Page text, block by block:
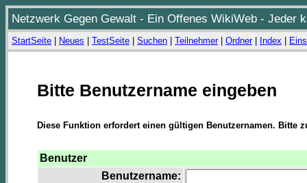
Netzwerk Gegen Gewalt - Ein Offenes WikiWeb - Jeder
StartSeite Neues TestSeite Suchen Teilnehmer| Ordner| Index
Bitte Benutzername eingeben
Diese Funktion erfordert einen gültigen Benutzernamen. Bitte
Benutzer
Benutzername: